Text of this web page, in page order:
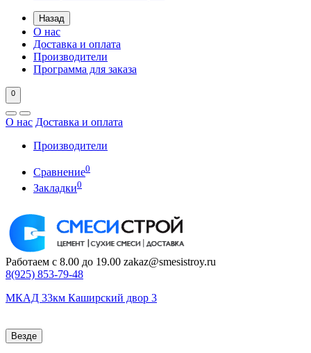
Назад
О нас
Доставка и оплата
Производители
Программа для заказа
0
О нас Доставка и оплата
Производители
Сравнение0
Закладки0
Работаем с 8.00 до 19.00 zakaz@smesistroy.ru
8(925) 853-79-48
МКАД 33км Каширский двор 3
Везде